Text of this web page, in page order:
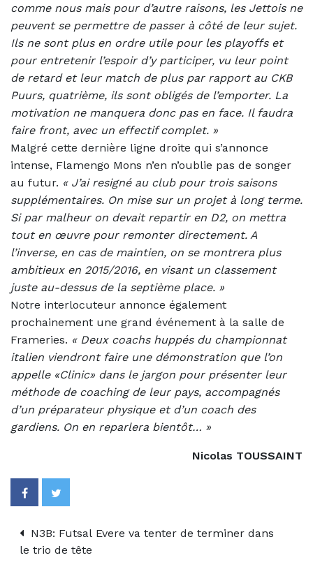
comme nous mais pour d’autre raisons, les Jettois ne
peuvent se permettre de passer à côté de leur sujet.
Ils ne sont plus en ordre utile pour les playoffs et
pour entretenir l’espoir d’y participer, vu leur point
de retard et leur match de plus par rapport au CKB
Puurs, quatrième, ils sont obligés de l’emporter. La
motivation ne manquera donc pas en face. Il faudra
faire front, avec un effectif complet. »
Malgré cette dernière ligne droite qui s’annonce
intense, Flamengo Mons n’en n’oublie pas de songer
au futur. « J’ai resigné au club pour trois saisons
supplémentaires. On mise sur un projet à long terme.
Si par malheur on devait repartir en D2, on mettra
tout en œuvre pour remonter directement. A
l’inverse, en cas de maintien, on se montrera plus
ambitieux en 2015/2016, en visant un classement
juste au-dessus de la septième place. »
Notre interlocuteur annonce également
prochainement une grand événement à la salle de
Frameries. « Deux coachs huppés du championnat
italien viendront faire une démonstration que l’on
appelle «Clinic» dans le jargon pour présenter leur
méthode de coaching de leur pays, accompagnés
d’un préparateur physique et d’un coach des
gardiens. On en reparlera bientôt… »
Nicolas TOUSSAINT
N3B: Futsal Evere va tenter de terminer dans
le trio de tête